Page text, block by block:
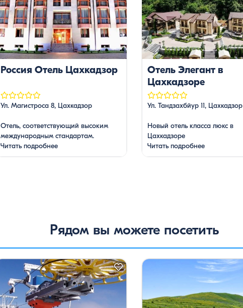
Россия Отель Цахкадзор
Ул. Магистроса 8, Цахкадзор
Отель, соответствующий высоким
международным стандартам.
Читать подробнее
Отель Элегант в
Цахкадзоре
Ул. Тандзахбйур 11, Цахкадзор
Новый отель класса люкс в
Цахкадзоре
Читать подробнее
Рядом вы можете посетить